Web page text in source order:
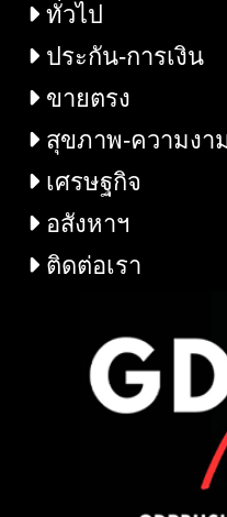
ทั่วไป
ประกัน-การเงิน
ขายตรง
สุขภาพ-ความงา
เศรษฐกิจ
อสังหาฯ
ติดต่อเรา